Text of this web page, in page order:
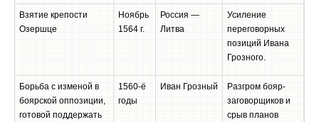
Взятие крепости
Озершце
Ноябрь
1564 г.
Россия —
Литва
Усиление
переговорных
позиций Ивана
Грозного.
Борьба с изменой в
боярской оппозиции,
готовой поддержать
1560-ё
годы
Иван Грозный
Разгром бояр-
заговорщиков и
срыв планов